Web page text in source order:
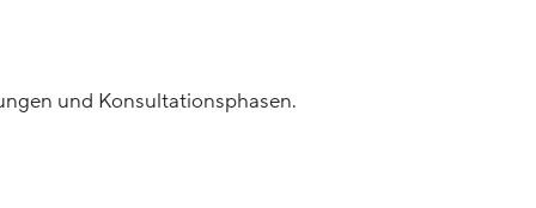
und Konsultationsphasen.